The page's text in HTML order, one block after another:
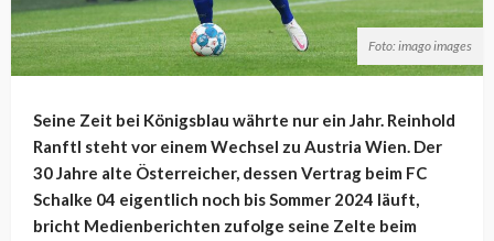
Foto: imago images
Seine Zeit bei Königsblau währte nur ein Jahr. Reinhold
Ranftl steht vor einem Wechsel zu Austria Wien. Der
30 Jahre alte Österreicher, dessen Vertrag beim FC
Schalke 04 eigentlich noch bis Sommer 2024 läuft,
bricht Medienberichten zufolge seine Zelte beim